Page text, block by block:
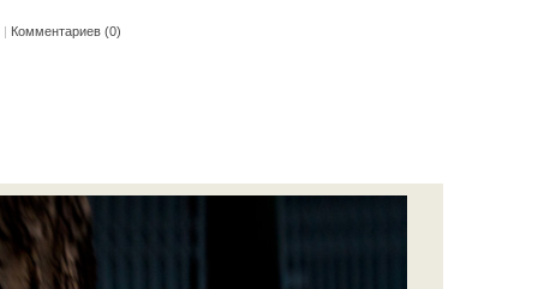
| Комментариев (0)